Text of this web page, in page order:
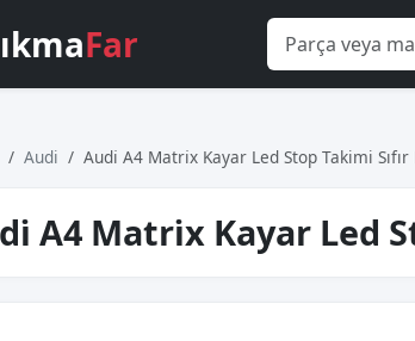
Far
Audi Audi̇ A4 Matri̇x Kayar Led Stop Takimi Sıfır
A4 Matri̇x Kayar Led